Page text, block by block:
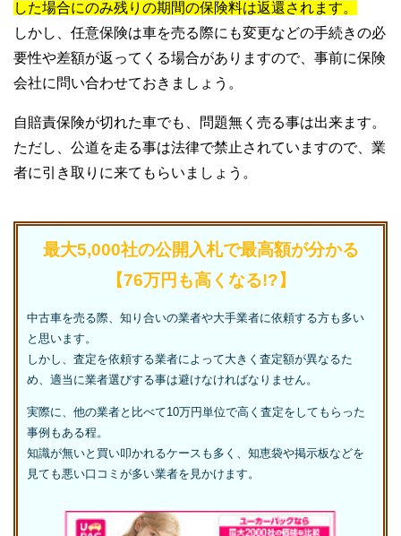
した場合にのみ残りの期間の保険料は返還されます。
しかし、任意保険は車を売る際にも変更などの手続きの必
要性や差額が返ってくる場合がありますので、事前に保険
会社に問い合わせておきましょう。
自賠責保険が切れた車でも、問題無く売る事は出来ます。
ただし、公道を走る事は法律で禁止されていますので、業
者に引き取りに来てもらいましょう。
最大5,000社の公開入札で最高額が分かる
【76万円も高くなる!?】
中古車を売る際、知り合いの業者や大手業者に依頼する方も多い
と思います。
しかし、査定を依頼する業者によって大きく査定額が異なるた
め、適当に業者選びする事は避けなければなりません。
実際に、他の業者と比べて10万円単位で高く査定をしてもらった
事例もある程。
知識が無いと買い叩かれるケースも多く、知恵袋や掲示板などを
見ても悪い口コミが多い業者を見かけます。